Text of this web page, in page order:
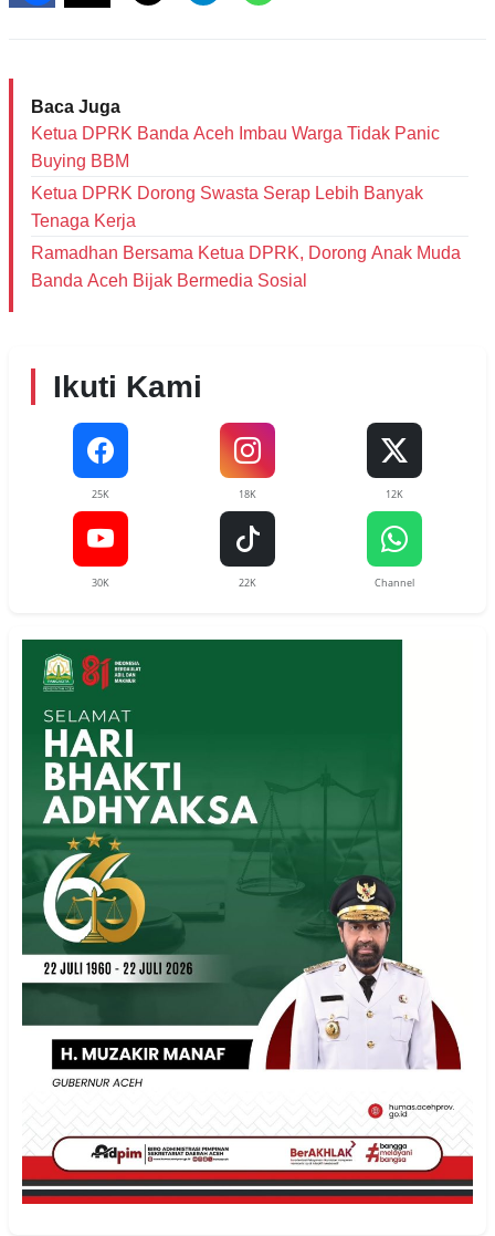
Baca Juga
Ketua DPRK Banda Aceh Imbau Warga Tidak Panic
Buying BBM
Ketua DPRK Dorong Swasta Serap Lebih Banyak
Tenaga Kerja
Ramadhan Bersama Ketua DPRK, Dorong Anak Muda
Banda Aceh Bijak Bermedia Sosial
Ikuti Kami
25K 18K 12K
30K 22K Channel